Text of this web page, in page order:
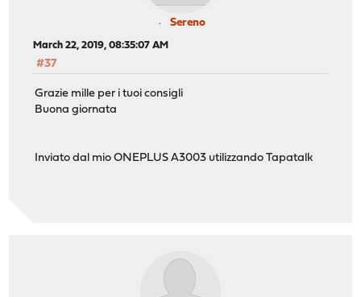
Sereno
March 22, 2019, 08:35:07 AM
#37
Grazie mille per i tuoi consigli
Buona giornata
Inviato dal mio ONEPLUS A3003 utilizzando Tapatalk